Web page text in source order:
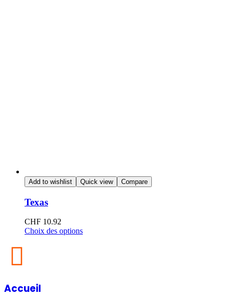
Add to wishlist Quick view Compare
Texas
CHF 10.92
Choix des options
Accueil